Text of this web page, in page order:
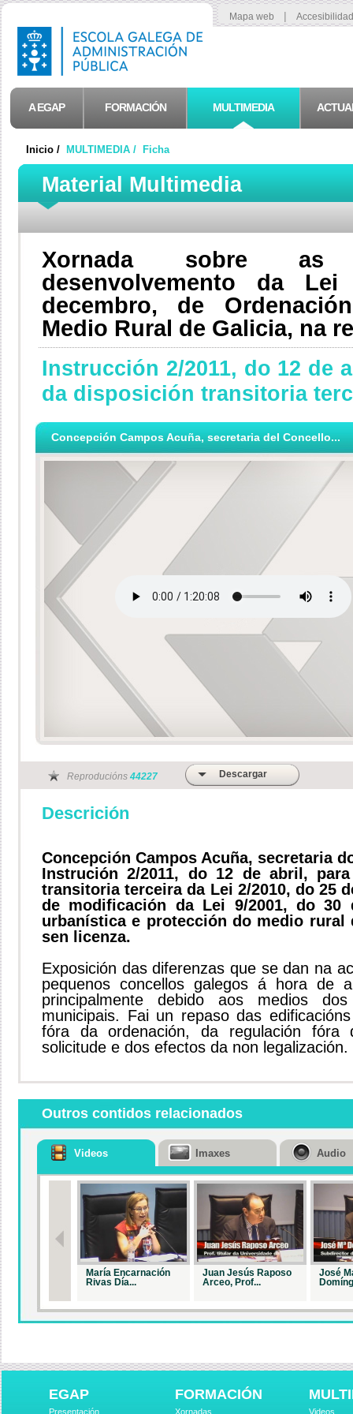
Mapa web |
A EGAP FORMACIÓN MULTIMEDIA
Inicio / MULTIMEDIA / Ficha
Material Multimedia
Xornada sobre as
desenvolvemento da
decembro, de
Medio Rural de Galicia, na
Instrucción 2/2011, do 12 de
da disposición transitoria
Concepción Campos Acuña, secretaria del Concello...
Reproducións 44227 Descargar
Descrición
Concepción Campos Acuña, secretaria
Instrución 2/2011, do 12 de abril,
transitoria terceira da Lei 2/2010, do 25
de modificación da Lei 9/2001, do 30
urbanística e protección do medio
sen licenza.
Exposición das diferenzas que se dan na
pequenos concellos galegos á hora de
principalmente debido aos medios
municipais. Fai un repaso das
fóra da ordenación, da regulación fóra
solicitude e dos efectos da non legalización.
Outros contidos relacionados
Videos
María Encarnación
Rivas Día...
Juan Jesús Raposo
Arceo, Prof...
José
Imaxes Audio
EGAP
Presentación
FORMACIÓN
Xornadas Videos